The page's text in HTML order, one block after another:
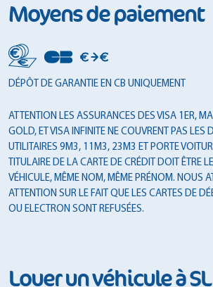
Moyens de paiement
DÉPÔT DE GARANTIE EN CB UNIQUEMENT
ATTENTION LES ASSURANCES DES VISA 1ER,
GOLD, ET VISA INFINITE NE COUVRENT PAS LES
UTILITAIRES 9M3, 11M3, 23M3 ET PORTE
TITULAIRE DE LA CARTE DE CRÉDIT DOIT ÊTRE
VÉHICULE, MÊME NOM, MÊME PRÉNOM. NOUS
ATTENTION SUR LE FAIT QUE LES CARTES DE
OU ELECTRON SONT REFUSÉES.
Louer un véhicule à SL